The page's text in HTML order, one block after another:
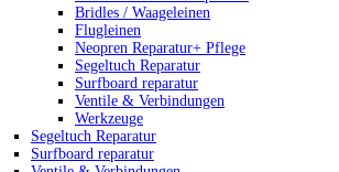
Bridles / Waageleinen
Flugleinen
Neopren Reparatur+ Pflege
Segeltuch Reparatur
Surfboard reparatur
Ventile & Verbindungen
Werkzeuge
Segeltuch Reparatur
Surfboard reparatur